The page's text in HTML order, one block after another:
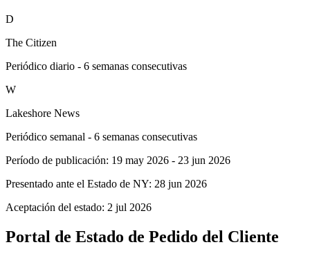
D
The Citizen
Periódico diario - 6 semanas consecutivas
W
Lakeshore News
Periódico semanal - 6 semanas consecutivas
Período de publicación: 19 may 2026 - 23 jun 2026
Presentado ante el Estado de NY: 28 jun 2026
Aceptación del estado: 2 jul 2026
Portal de Estado de Pedido del Cliente